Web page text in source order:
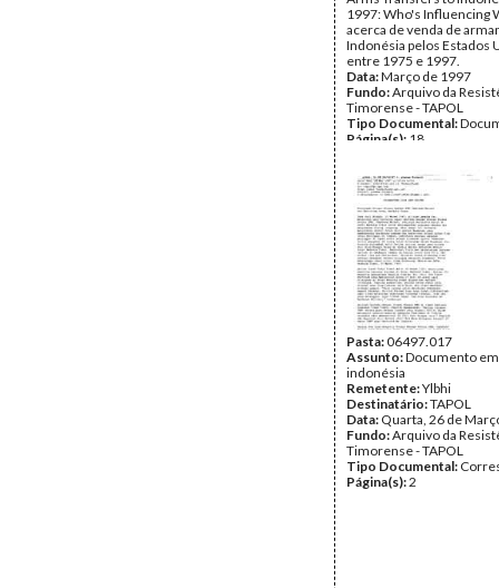
1997: Who's Influencing
acerca de venda de
Indonésia pelos Estados
entre 1975 e 1997.
Data:Março de 1997
Fundo:Arquivo da
Timorense - TAPOL
Tipo Documental:
Página(s): 18
Pasta:06497.017
Assunto:Documento em
indonésia
Remetente:Ylbhi
Destinatário:TAPOL
Data: Quarta, 26 de
Fundo:Arquivo da
Timorense - TAPOL
Tipo Documental:
Página(s):2